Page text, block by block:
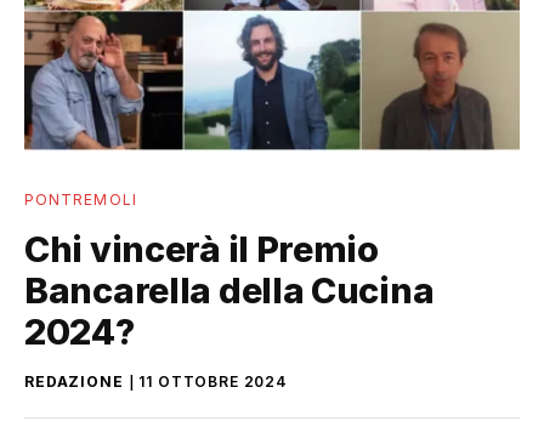
PONTREMOLI
Chi vincerà il Premio
Bancarella della Cucina
2024?
REDAZIONE 11 OTTOBRE 2024